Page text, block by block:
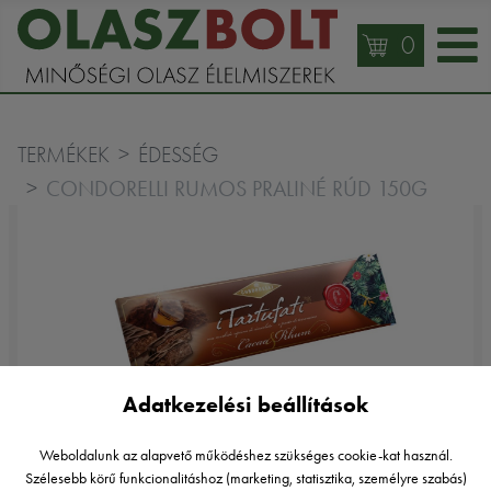
0
TERMÉKEK ÉDESSÉG
CONDORELLI RUMOS PRALINÉ RÚD 150G
Condorelli
Adatkezelési beállítások
Weboldalunk az alapvető működéshez szükséges cookie-kat használ.
Szélesebb körű funkcionalitáshoz (marketing, statisztika, személyre szabás)